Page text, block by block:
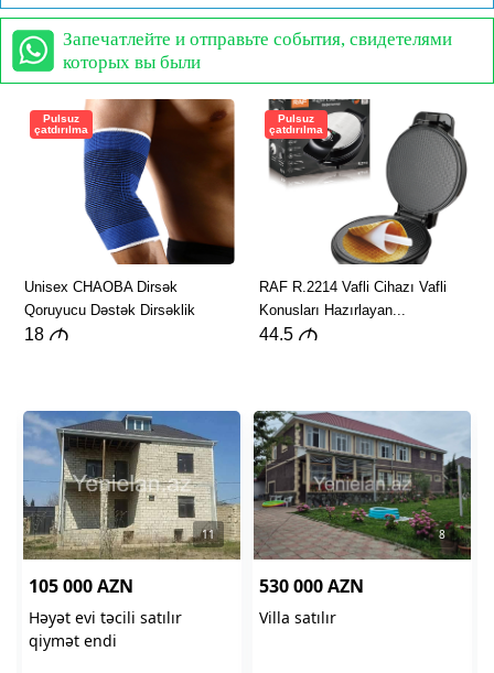
Запечатлейте и отправьте события, свидетелями
которых вы были